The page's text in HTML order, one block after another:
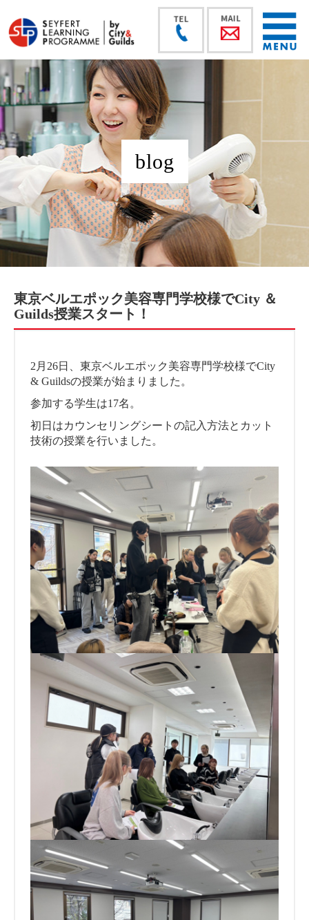
blog
東京ベルエポック美容専門学校様でCity ＆
Guilds授業スタート！
2月26日、東京ベルエポック美容専門学校様でCity
& Guildsの授業が始まりました。
参加する学生は17名。
初日はカウンセリングシートの記入方法とカット
技術の授業を行いました。